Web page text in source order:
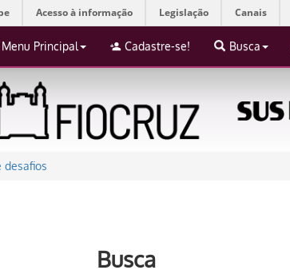
Acesso à informação Legislação Canais
Menu Principal Cadastre-se! Busca
desafios
Busca